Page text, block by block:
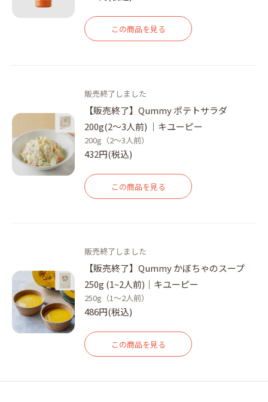
この商品を見る
販売終了しました
【販売終了】Qummy ポテトサラダ
200g(2～3人前) ｜キユーピー
200g（2～3人前）
432円(税込)
この商品を見る
販売終了しました
【販売終了】Qummy かぼちゃのスープ
250g (1~2人前)｜キユーピー
250g（1～2人前）
486円(税込)
この商品を見る